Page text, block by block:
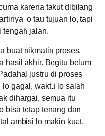
karena takut dibilang
lo tau tujuan lo, tapi
tengah jalan.
buat nikmatin proses.
hasil akhir. Begitu belum
justru di proses
lo gagal, waktu lo salah
dihargai, semua itu
bisa tetap tenang dan
ambisi lo makin kuat.